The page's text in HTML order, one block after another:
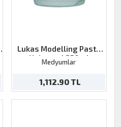
Lukas Modelling Paste
Universal 250ml
Medyumlar
1,112.90 TL